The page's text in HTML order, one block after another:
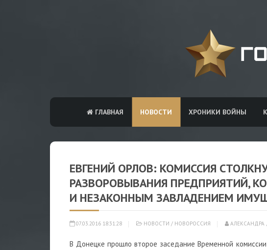
ГЛАВНАЯ НОВОСТИ ХРОНИКИ ВОЙНЫ
ЕВГЕНИЙ ОРЛОВ: КОМИССИЯ
РАЗВОРОВЫВАНИЯ ПРЕДПРИЯТИЙ,
И НЕЗАКОННЫМ ЗАВЛАДЕНИЕМ
07.03.2016 18:31:28 НОВОСТИ / НОВОРОССИЯ
В Донецке прошло второе заседание Временной